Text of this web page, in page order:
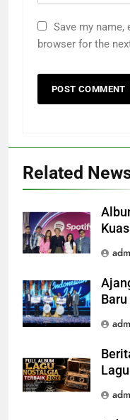
Save my name,
browser for the
Related